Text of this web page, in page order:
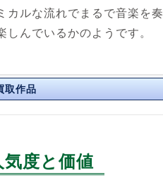
カルな流れでまるで音楽を奏
しんでいるかのようです。
取作品
度と価値